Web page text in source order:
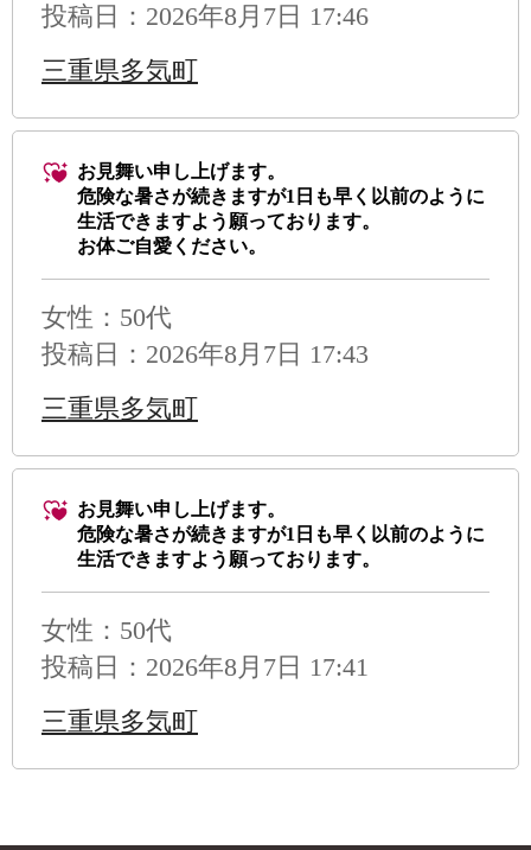
投稿日：2026年8月7日 17:46
三重県多気町
お見舞い申し上げます。
危険な暑さが続きますが1日も早く以前のように
生活できますよう願っております。
お体ご自愛ください。
女性：50代
投稿日：2026年8月7日 17:43
三重県多気町
お見舞い申し上げます。
危険な暑さが続きますが1日も早く以前のように
生活できますよう願っております。
女性：50代
投稿日：2026年8月7日 17:41
三重県多気町